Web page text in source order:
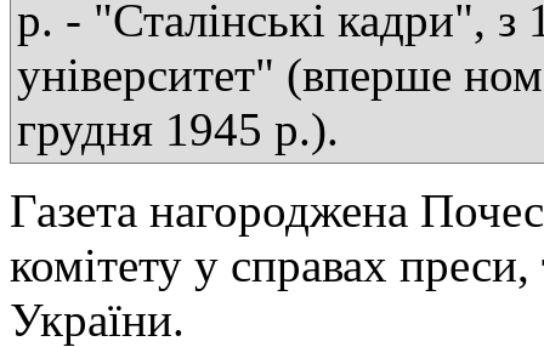
р. - "Сталінські кадри",
університет" (вперше
грудня 1945 р.).
Газета нагороджена
комітету у справах
України.